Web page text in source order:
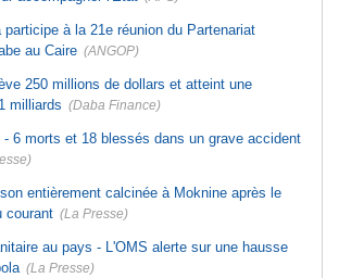
participe à la 21e réunion du Partenariat
au Caire (ANGOP)
250 millions de dollars et atteint une
milliards (Daba Finance)
- 6 morts et 18 blessés dans un grave accident
entièrement calcinée à Moknine après le
courant (La Presse)
au pays - L'OMS alerte sur une hausse
(La Presse)